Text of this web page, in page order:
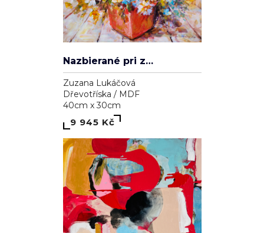
Nazbierané pri západe slnka
Zuzana Lukáčová
Dřevotříska / MDF
40cm x 30cm
9 945 Kč